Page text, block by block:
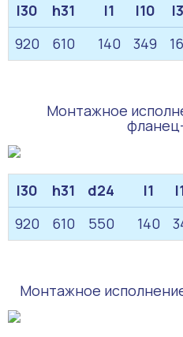
l30 h31 l1 l10
920
610 140 349
Монтажное
l30 h31 d24 l1
920
610 550 140
Монтажное